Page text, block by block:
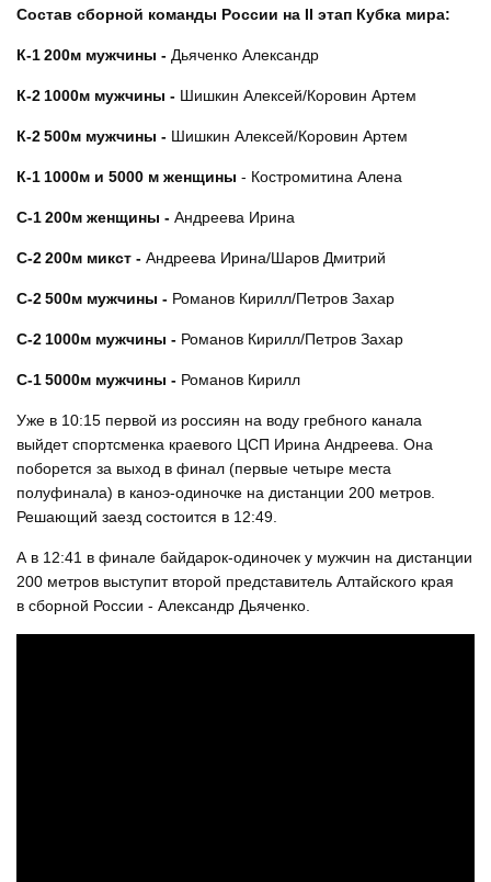
Состав сборной команды России на II этап Кубка мира:
К-1 200м мужчины - Дьяченко Александр
К-2 1000м мужчины - Шишкин Алексей/Коровин Артем
К-2 500м мужчины - Шишкин Алексей/Коровин Артем
К-1 1000м и 5000 м женщины - Костромитина Алена
С-1 200м женщины - Андреева Ирина
С-2 200м микст - Андреева Ирина/Шаров Дмитрий
С-2 500м мужчины - Романов Кирилл/Петров Захар
С-2 1000м мужчины - Романов Кирилл/Петров Захар
С-1 5000м мужчины - Романов Кирилл
Уже в 10:15 первой из россиян на воду гребного канала
выйдет спортсменка краевого ЦСП Ирина Андреева. Она
поборется за выход в финал (первые четыре места
полуфинала) в каноэ-одиночке на дистанции 200 метров.
Решающий заезд состоится в 12:49.
А в 12:41 в финале байдарок-одиночек у мужчин на дистанции
200 метров выступит второй представитель Алтайского края
в сборной России - Александр Дьяченко.